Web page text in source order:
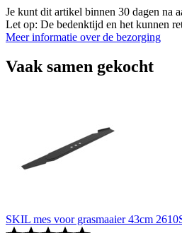
Je kunt dit artikel binnen 30 dagen na
Let op: De bedenktijd en het kunnen
Meer informatie over de bezorging
Vaak samen gekocht
SKIL mes voor grasmaaier 43cm